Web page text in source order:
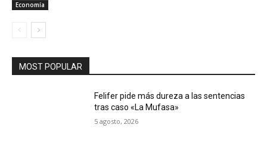
Economía
MOST POPULAR
Felifer pide más dureza a las sentencias
tras caso «La Mufasa»
5 agosto, 2026